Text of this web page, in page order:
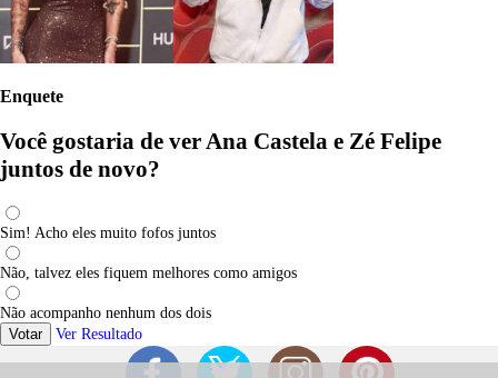
Enquete
Você gostaria de ver Ana Castela e Zé Felipe
juntos de novo?
Sim! Acho eles muito fofos juntos
Não, talvez eles fiquem melhores como amigos
Não acompanho nenhum dos dois
Votar
Ver Resultado